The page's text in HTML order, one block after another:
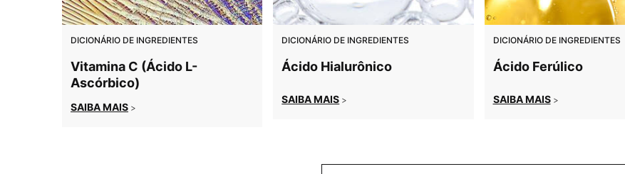
DICIONÁRIO DE INGREDIENTES
Vitamina C (Ácido L-
Ascórbico)
SAIBA MAIS >
DICIONÁRIO DE INGREDIENTES
Ácido Hialurônico
SAIBA MAIS >
DICIONÁRIO DE INGREDIENTES
Ácido Ferúlico
SAIBA MAIS>